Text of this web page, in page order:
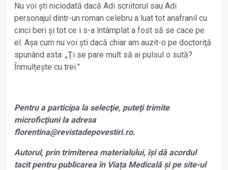
Nu voi ști niciodată dacă Adi scriitorul sau Adi
personajul dintr-un roman celebru a luat tot anafranil cu
cinci beri și tot ce i s-a întâmplat a fost să se cace pe
el. Aşa cum nu voi ști dacă chiar am auzit-o pe doctoriţă
spunând asta: „Ţi se pare mult să ai pulsul o sută?
Înmulțește cu trei.”
Pentru a participa la selecţie, puteţi trimite
microficţiuni la adresa
florentina@revistadepovestiri.ro.
Autorul, prin trimiterea materialului, își dă acordul
tacit pentru publicarea în Viața Medicală și pe site-ul